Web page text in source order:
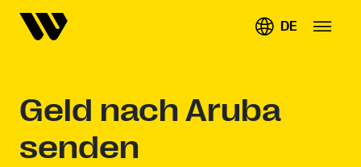
DE
Geld nach Aruba
senden